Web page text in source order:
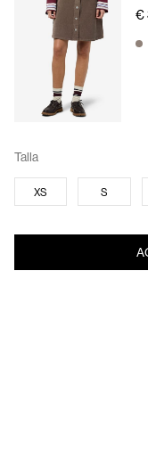
€
Talla
XS S